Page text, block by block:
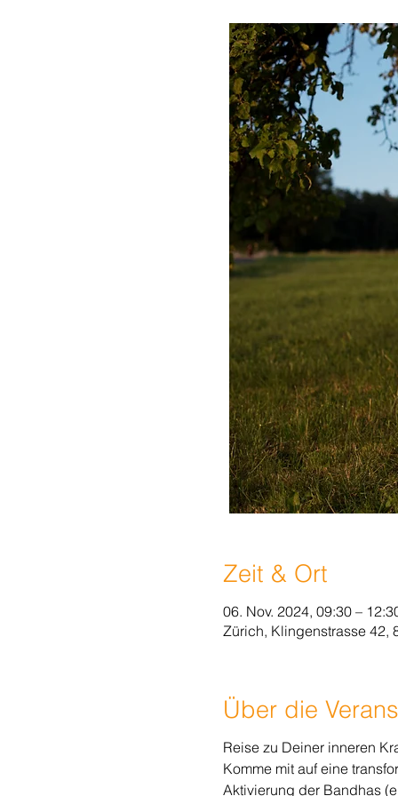
Zeit & Ort
06. Nov. 2024, 09:30 –
Zürich, Klingenstrasse 42,
Über die
Reise zu Deiner inneren
Komme mit auf eine
Aktivierung der Bandhas